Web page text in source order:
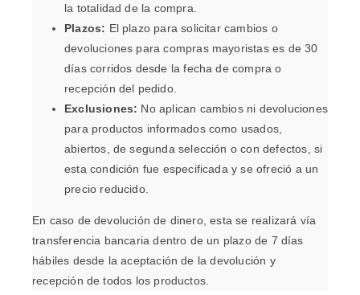
la totalidad de la compra.
Plazos: El plazo para solicitar cambios o
devoluciones para compras mayoristas es de 30
días corridos desde la fecha de compra o
recepción del pedido.
Exclusiones: No aplican cambios ni devoluciones
para productos informados como usados,
abiertos, de segunda selección o con defectos, si
esta condición fue especificada y se ofreció a un
precio reducido.
En caso de devolución de dinero, esta se realizará vía
transferencia bancaria dentro de un plazo de 7 días
hábiles desde la aceptación de la devolución y
recepción de todos los productos.